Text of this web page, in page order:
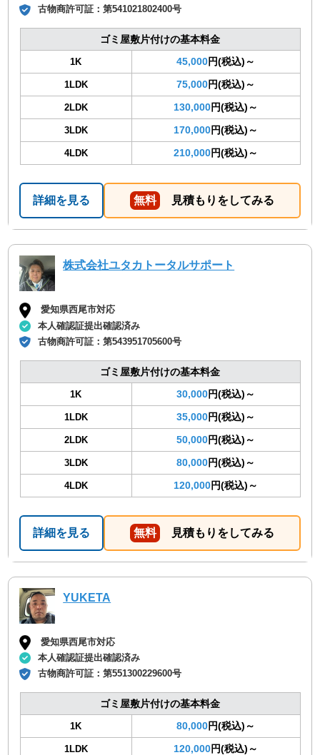
古物商許可証：第541021802400号
ゴミ屋敷片付けの基本料金
1K 45,000円(税込)～
1LDK 75,000円(税込)～
2LDK 130,000円(税込)～
3LDK 170,000円(税込)～
4LDK 210,000円(税込)～
詳細を見る 無料 見積もりをしてみる
株式会社ユタカトータルサポート
愛知県西尾市対応
本人確認証提出確認済み
古物商許可証：第543951705600号
ゴミ屋敷片付けの基本料金
1K 30,000円(税込)～
1LDK 35,000円(税込)～
2LDK 50,000円(税込)～
3LDK 80,000円(税込)～
4LDK 120,000円(税込)～
詳細を見る 無料 見積もりをしてみる
YUKETA
愛知県西尾市対応
本人確認証提出確認済み
古物商許可証：第551300229600号
ゴミ屋敷片付けの基本料金
1K 80,000円(税込)～
1LDK 120,000円(税込)～